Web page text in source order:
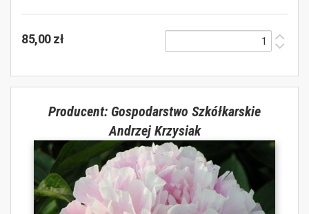
85,00 zł
Producent: Gospodarstwo Szkółkarskie
Andrzej Krzysiak